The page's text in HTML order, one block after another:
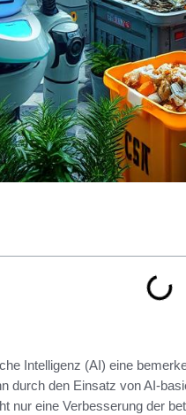
Intelligenz (AI) eine
durch den Einsatz von AI-
nur eine Verbesserung der